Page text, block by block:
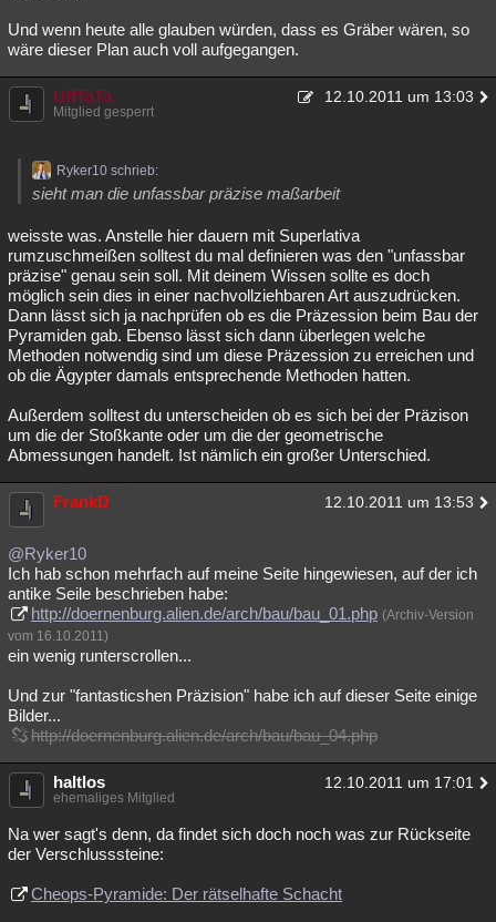
Und wenn heute alle glauben würden, dass es Gräber wären, so
wäre dieser Plan auch voll aufgegangen.
UffTaTa 12.10.2011 um 13:03
Mitglied gesperrt
Ryker10 schrieb:
sieht man die unfassbar präzise maßarbeit
weisste was. Anstelle hier dauern mit Superlativa
rumzuschmeißen solltest du mal definieren was den "unfassbar
präzise" genau sein soll. Mit deinem Wissen sollte es doch
möglich sein dies in einer nachvollziehbaren Art auszudrücken.
Dann lässt sich ja nachprüfen ob es die Präzession beim Bau der
Pyramiden gab. Ebenso lässt sich dann überlegen welche
Methoden notwendig sind um diese Präzession zu erreichen und
ob die Ägypter damals entsprechende Methoden hatten.
Außerdem solltest du unterscheiden ob es sich bei der Präzison
um die der Stoßkante oder um die der geometrische
Abmessungen handelt. Ist nämlich ein großer Unterschied.
FrankD 12.10.2011 um 13:53
@Ryker10
Ich hab schon mehrfach auf meine Seite hingewiesen, auf der ich
antike Seile beschrieben habe:
http://doernenburg.alien.de/arch/bau/bau_01.php (Archiv-Version
vom 16.10.2011)
ein wenig runterscrollen...
Und zur "fantasticshen Präzision" habe ich auf dieser Seite einige
Bilder...
http://doernenburg.alien.de/arch/bau/bau_04.php
haltlos 12.10.2011 um 17:01
ehemaliges Mitglied
Na wer sagt's denn, da findet sich doch noch was zur Rückseite
der Verschlusssteine:
Cheops-Pyramide: Der rätselhafte Schacht